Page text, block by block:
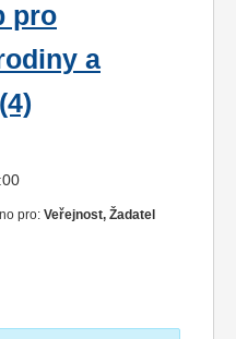
pro
a
pro: Veřejnost, Žadatel